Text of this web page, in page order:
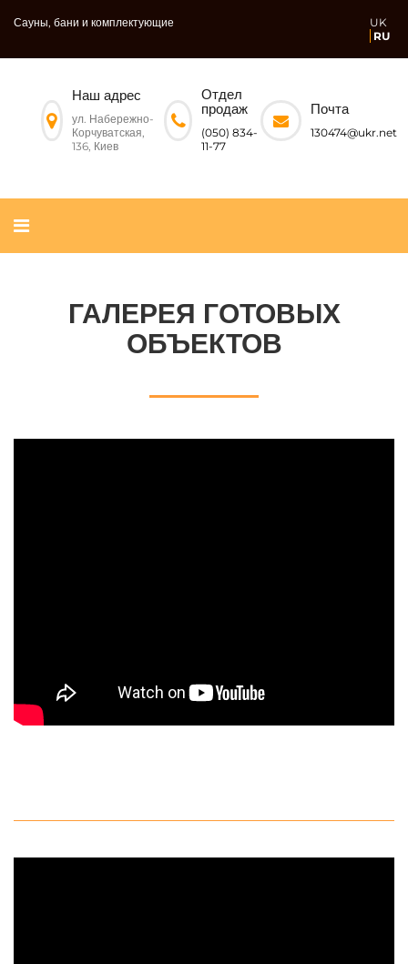
Сауны, бани и комплектующие
UK
RU
Наш адрес
ул. Набережно-
Корчуватская,
136, Киев
Отдел
продаж
(050) 834-
11-77
Почта
130474@ukr.net
ГАЛЕРЕЯ ГОТОВЫХ
ОБЪЕКТОВ